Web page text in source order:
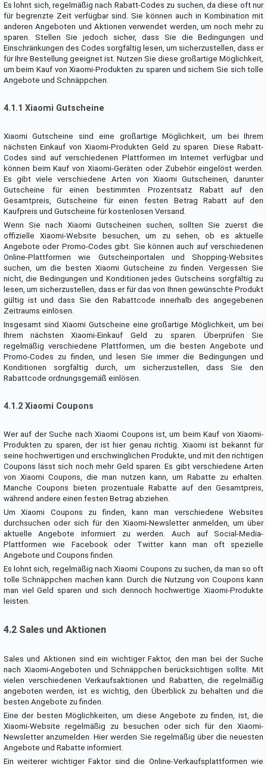
Es lohnt sich, regelmäßig nach Rabatt-Codes zu suchen, da diese oft nur
für begrenzte Zeit verfügbar sind. Sie können auch in Kombination mit
anderen Angeboten und Aktionen verwendet werden, um noch mehr zu
sparen. Stellen Sie jedoch sicher, dass Sie die Bedingungen und
Einschränkungen des Codes sorgfältig lesen, um sicherzustellen, dass er
für Ihre Bestellung geeignet ist. Nutzen Sie diese großartige Möglichkeit,
um beim Kauf von Xiaomi-Produkten zu sparen und sichern Sie sich tolle
Angebote und Schnäppchen.
4.1.1 Xiaomi Gutscheine
Xiaomi Gutscheine sind eine großartige Möglichkeit, um bei Ihrem
nächsten Einkauf von Xiaomi-Produkten Geld zu sparen. Diese Rabatt-
Codes sind auf verschiedenen Plattformen im Internet verfügbar und
können beim Kauf von Xiaomi-Geräten oder Zubehör eingelöst werden.
Es gibt viele verschiedene Arten von Xiaomi Gutscheinen, darunter
Gutscheine für einen bestimmten Prozentsatz Rabatt auf den
Gesamtpreis, Gutscheine für einen festen Betrag Rabatt auf den
Kaufpreis und Gutscheine für kostenlosen Versand.
Wenn Sie nach Xiaomi Gutscheinen suchen, sollten Sie zuerst die
offizielle Xiaomi-Website besuchen, um zu sehen, ob es aktuelle
Angebote oder Promo-Codes gibt. Sie können auch auf verschiedenen
Online-Plattformen wie Gutscheinportalen und Shopping-Websites
suchen, um die besten Xiaomi Gutscheine zu finden. Vergessen Sie
nicht, die Bedingungen und Konditionen jedes Gutscheins sorgfältig zu
lesen, um sicherzustellen, dass er für das von Ihnen gewünschte Produkt
gültig ist und dass Sie den Rabattcode innerhalb des angegebenen
Zeitraums einlösen.
Insgesamt sind Xiaomi Gutscheine eine großartige Möglichkeit, um bei
Ihrem nächsten Xiaomi-Einkauf Geld zu sparen. Überprüfen Sie
regelmäßig verschiedene Plattformen, um die besten Angebote und
Promo-Codes zu finden, und lesen Sie immer die Bedingungen und
Konditionen sorgfältig durch, um sicherzustellen, dass Sie den
Rabattcode ordnungsgemäß einlösen.
4.1.2 Xiaomi Coupons
Wer auf der Suche nach Xiaomi Coupons ist, um beim Kauf von Xiaomi-
Produkten zu sparen, der ist hier genau richtig. Xiaomi ist bekannt für
seine hochwertigen und erschwinglichen Produkte, und mit den richtigen
Coupons lässt sich noch mehr Geld sparen. Es gibt verschiedene Arten
von Xiaomi Coupons, die man nutzen kann, um Rabatte zu erhalten.
Manche Coupons bieten prozentuale Rabatte auf den Gesamtpreis,
während andere einen festen Betrag abziehen.
Um Xiaomi Coupons zu finden, kann man verschiedene Websites
durchsuchen oder sich für den Xiaomi-Newsletter anmelden, um über
aktuelle Angebote informiert zu werden. Auch auf Social-Media-
Plattformen wie Facebook oder Twitter kann man oft spezielle
Angebote und Coupons finden.
Es lohnt sich, regelmäßig nach Xiaomi Coupons zu suchen, da man so oft
tolle Schnäppchen machen kann. Durch die Nutzung von Coupons kann
man viel Geld sparen und sich dennoch hochwertige Xiaomi-Produkte
leisten.
4.2 Sales und Aktionen
Sales und Aktionen sind ein wichtiger Faktor, den man bei der Suche
nach Xiaomi-Angeboten und Schnäppchen berücksichtigen sollte. Mit
vielen verschiedenen Verkaufsaktionen und Rabatten, die regelmäßig
angeboten werden, ist es wichtig, den Überblick zu behalten und die
besten Angebote zu finden.
Eine der besten Möglichkeiten, um diese Angebote zu finden, ist, die
Xiaomi-Website regelmäßig zu besuchen oder sich für den Xiaomi-
Newsletter anzumelden. Hier werden Sie regelmäßig über die neuesten
Angebote und Rabatte informiert.
Ein weiterer wichtiger Faktor sind die Online-Verkaufsplattformen wie